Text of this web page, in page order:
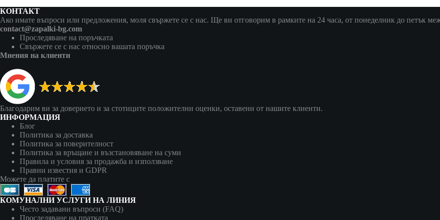
КОНТАКТ
Ако имате въпроси или предложения, моля свържете се с нас. Ще ви отговорим в рамките на 24 часа, от понеделник до петък
contact@zapalki-bg.com
Проследяване на поръчката
Свържете се с нас относно вашата поръчка
Мнения на клиенти
Благодарим ви за доверието и за стотиците положителни оценки, оставени от нашите клиенти.
ИНФОРМАЦИЯ
Блог
Политика за доставка
Политика за поверителност
Политика за връщане и възстановяване на суми
Правила и условия за продажба и използване
Правни известия и GDPR
Можете да платите с
КОМУНАЛНИ УСЛУГИ НА ЛИНИЯ
Често задавани въпроси (FAQ)
Проследяване на пратката